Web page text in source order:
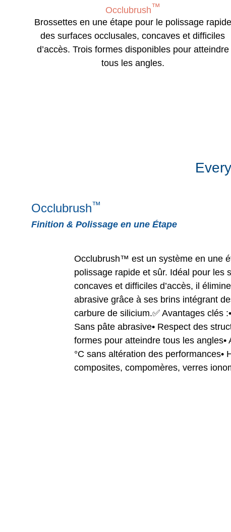
Occlubrush™
Brossettes en une étape pour le polissage rapide
des surfaces occlusales, concaves et difficiles
d’accès. Trois formes disponibles pour atteindre
tous les angles.
Occlubrush™
Finition & Polissage en une Étape
Occlubrush™ est un système en une
polissage rapide et sûr. Idéal pour les
concaves et difficiles d’accès, il
abrasive grâce à ses brins intégrant
carbure de silicium.✅ Avantages clés
Sans pâte abrasive• Respect des
formes pour atteindre tous les angles•
°C sans altération des performances•
composites, compomères, verres